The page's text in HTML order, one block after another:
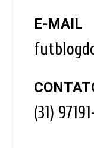
E-MAIL
(31)